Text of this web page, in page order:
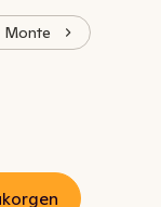
Monte
kr